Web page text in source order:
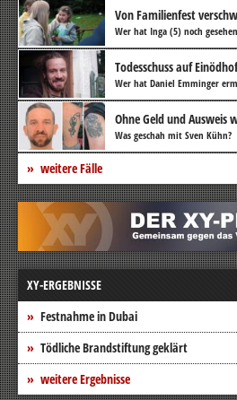
Von Familienfest
Wer hat Inga (5) noch
Todesschuss auf Einödhof
Wer hat Daniel Emminger
Ohne Geld und Ausweis
Was geschah mit Sven Kühn?
weitere Fälle
XY-ERGEBNISSE
Festnahme in Dubai
Tödliche Brandstiftung geklärt
weitere Ergebnisse